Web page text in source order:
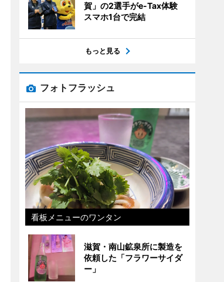
賀」の2選手がe-Tax体験
スマホ1台で完結
もっと見る
フォトフラッシュ
看板メニューのワンタン
滋賀・南山鉱泉所に製造を
依頼した「フラワーサイダ
ー」